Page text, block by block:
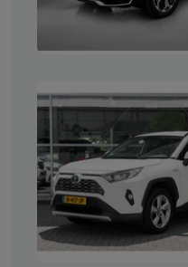
Bekijk deze auto